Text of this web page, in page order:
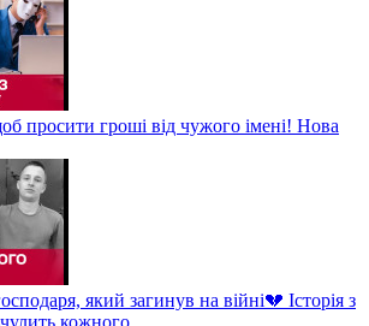
просити гроші від чужого імені! Нова
який загинув на війні💔 Історія з
кожного